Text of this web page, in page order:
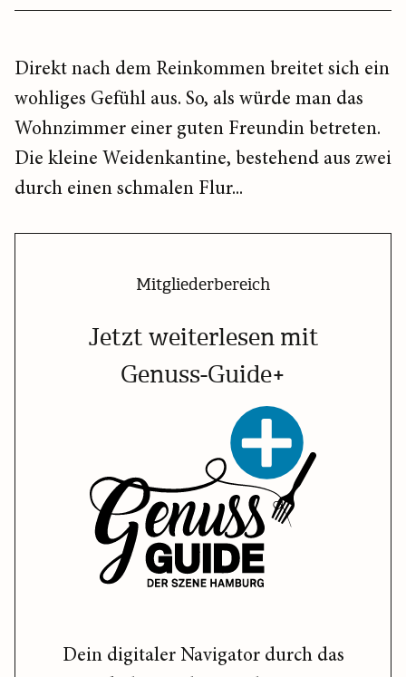
Direkt nach dem Reinkommen breitet sich ein
wohliges Gefühl aus. So, als würde man das
Wohnzimmer einer guten Freundin betreten.
Die kleine Weidenkantine, bestehend aus zwei
durch einen schmalen Flur...
Mitgliederbereich
Jetzt weiterlesen mit
Genuss-Guide+
Dein digitaler Navigator durch das